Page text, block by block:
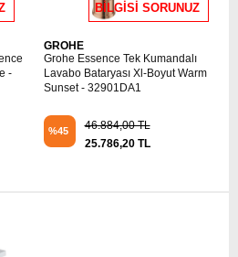
-
BİLGİSİ SORUNUZ
GROHE
Grohe Essence Tek Kumandalı
Lavabo Bataryası Xl-Boyut Warm
Sunset - 32901DA1
%45
46.884,00 TL
25.786,20 TL